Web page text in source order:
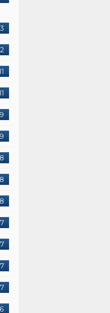
9
9
8
8
8
7
7
7
7
6